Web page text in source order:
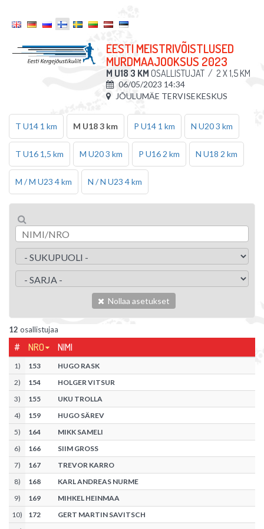
EESTI MEISTRIVÕISTLUSED
MURDMAAJOOKSUS 2023
M U18 3 KM OSALLISTUJAT / 2 X 1,5 KM
06/05/2023 14:34
JÕULUMÄE TERVISEKESKUS
T U14 1 km M U18 3 km P U14 1 km N U20 3 km
T U16 1,5 km M U20 3 km P U16 2 km N U18 2 km
M / M U23 4 km N / N U23 4 km
Nollaa asetukset
12 osallistujaa
# NRO NIMI
1) 153
HUGO RASK
2) 154
HOLGER VITSUR
3) 155
UKU TROLLA
4) 159
HUGO SÄREV
5) 164
MIKK SAMELI
6) 166
SIIM GROSS
7) 167
TREVOR KARRO
8) 168
KARL ANDREAS NURME
9) 169
MIHKEL HEINMAA
10) 172
GERT MARTIN SAVITSCH